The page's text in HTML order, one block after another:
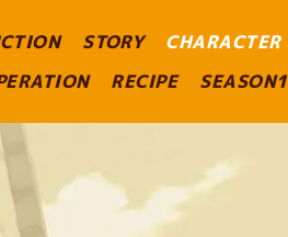
STORY CHARACTER
RECIPE SEASON1